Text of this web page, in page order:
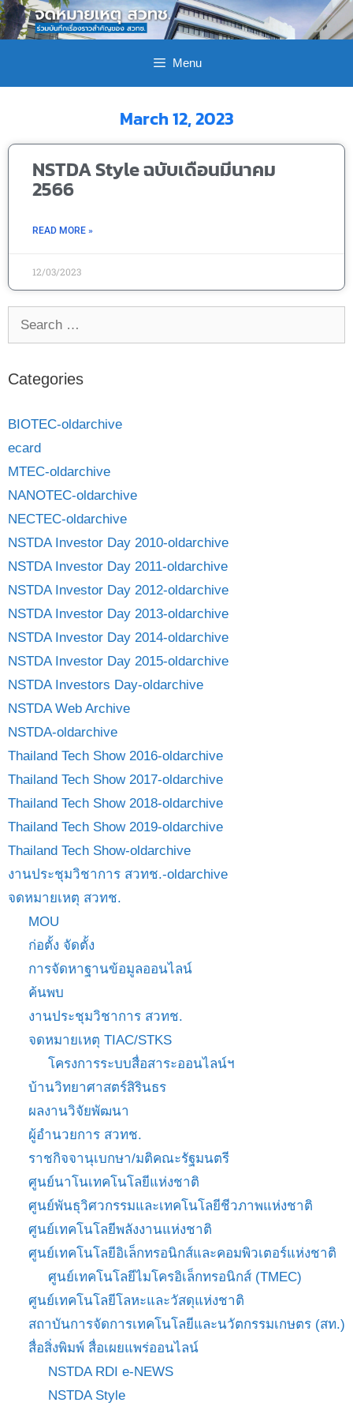
Menu
March 12, 2023
NSTDA Style ฉบับเดือนมีนาคม
2566
READ MORE »
12/03/2023
Categories
BIOTEC-oldarchive
ecard
MTEC-oldarchive
NANOTEC-oldarchive
NECTEC-oldarchive
NSTDA Investor Day 2010-oldarchive
NSTDA Investor Day 2011-oldarchive
NSTDA Investor Day 2012-oldarchive
NSTDA Investor Day 2013-oldarchive
NSTDA Investor Day 2014-oldarchive
NSTDA Investor Day 2015-oldarchive
NSTDA Investors Day-oldarchive
NSTDA Web Archive
NSTDA-oldarchive
Thailand Tech Show 2016-oldarchive
Thailand Tech Show 2017-oldarchive
Thailand Tech Show 2018-oldarchive
Thailand Tech Show 2019-oldarchive
Thailand Tech Show-oldarchive
งานประชุมวิชาการ สวทช.-oldarchive
จดหมายเหตุ สวทช.
MOU
ก่อตั้ง จัดตั้ง
การจัดหาฐานข้อมูลออนไลน์
ค้นพบ
งานประชุมวิชาการ สวทช.
จดหมายเหตุ TIAC/STKS
โครงการระบบสื่อสาระออนไลน์ฯ
บ้านวิทยาศาสตร์สิรินธร
ผลงานวิจัยพัฒนา
ผู้อำนวยการ สวทช.
ราชกิจจานุเบกษา/มติคณะรัฐมนตรี
ศูนย์นาโนเทคโนโลยีแห่งชาติ
ศูนย์พันธุวิศวกรรมและเทคโนโลยีชีวภาพแห่งชาติ
ศูนย์เทคโนโลยีพลังงานแห่งชาติ
ศูนย์เทคโนโลยีอิเล็กทรอนิกส์และคอมพิวเตอร์แห่งชาติ
ศูนย์เทคโนโลยีไมโครอิเล็กทรอนิกส์ (TMEC)
ศูนย์เทคโนโลยีโลหะและวัสดุแห่งชาติ
สถาบันการจัดการเทคโนโลยีและนวัตกรรมเกษตร (สท.)
สื่อสิ่งพิมพ์ สื่อเผยแพร่ออนไลน์
NSTDA RDI e-NEWS
NSTDA Style